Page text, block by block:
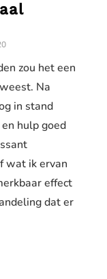
zou het een
Na
in stand
hulp goed
wat ik ervan
effect
dat er